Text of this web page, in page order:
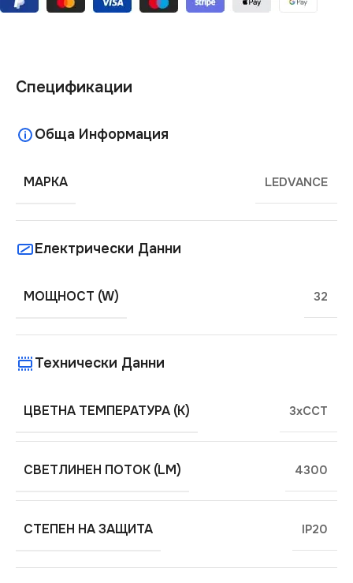
Спецификации
Обща Информация
МАРКА LEDVANCE
Електрически Данни
МОЩНОСТ (W) 32
Технически Данни
ЦВЕТНА ТЕМПЕРАТУРА (K) 3xCCT
СВЕТЛИНЕН ПОТОК (LM) 4300
СТЕПЕН НА ЗАЩИТА IP20